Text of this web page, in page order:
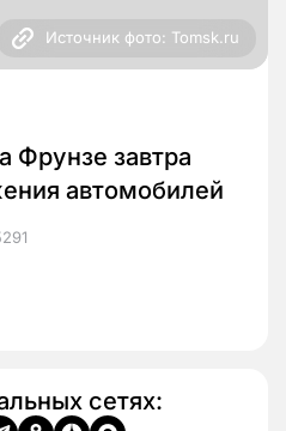
Источник фото: Tomsk.ru
Фрунзе завтра
автомобилей
сетях: